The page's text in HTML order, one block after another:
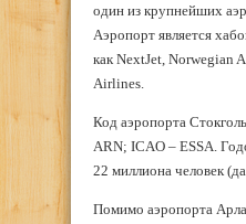
один из крупнейших
Аэропорт является
как NextJet, Norwegian
Airlines.
Код аэропорта
ARN; ICAO – ESSA.
22 миллиона человек
Помимо аэропорта